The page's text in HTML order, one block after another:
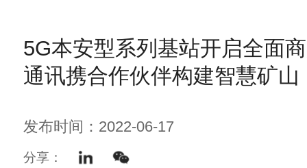
5G本安型系列基站开启全面
通讯携合作伙伴构建智慧矿山
发布时间：2022-06-17
分享：